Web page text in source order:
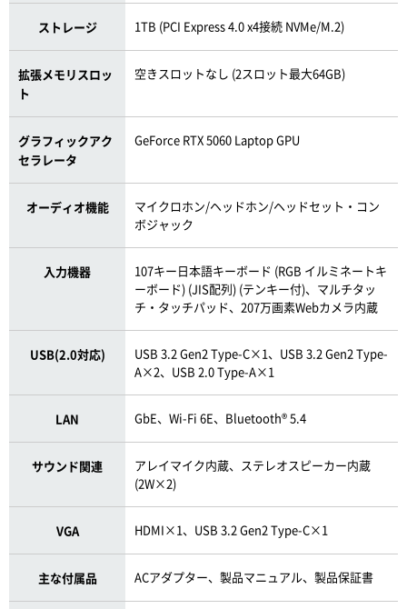
ストレージ 1TB (PCI Express 4.0 x4接続 NVMe/M.2)
拡張メモリスロッ
ト
空きスロットなし (2スロット最大64GB)
グラフィックアク
セラレータ
GeForce RTX 5060 Laptop GPU
オーディオ機能
マイクロホン/ヘッドホン/ヘッドセット・コン
ボジャック
入力機器
107キー日本語キーボード (RGB イルミネートキ
ーボード) (JIS配列) (テンキー付)、マルチタッ
チ・タッチパッド、207万画素Webカメラ内蔵
USB(2.0対応)
USB 3.2 Gen2 Type-C×1、USB 3.2 Gen2 Type-
A×2、USB 2.0 Type-A×1
LAN GbE、Wi-Fi 6E、Bluetooth® 5.4
サウンド関連
アレイマイク内蔵、ステレオスピーカー内蔵
(2W×2)
VGA HDMI×1、USB 3.2 Gen2 Type-C×1
主な付属品 ACアダプター、製品マニュアル、製品保証書